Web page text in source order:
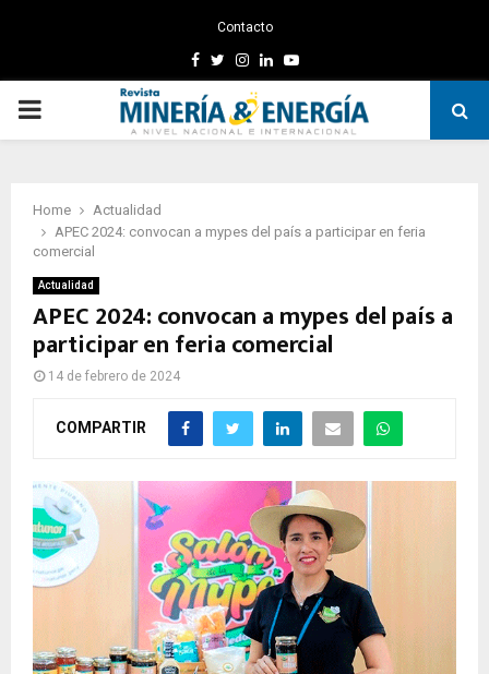
Contacto
Facebook
TwitterInstagram
LinkedinYoutube
PRIMARY
Home
Actualidad
APEC 2024: convocan a mypes del país a participar en feria
comercial
Actualidad
APEC 2024: convocan a mypes del país a
participar en feria comercial
14 de febrero de 2024
COMPARTIR